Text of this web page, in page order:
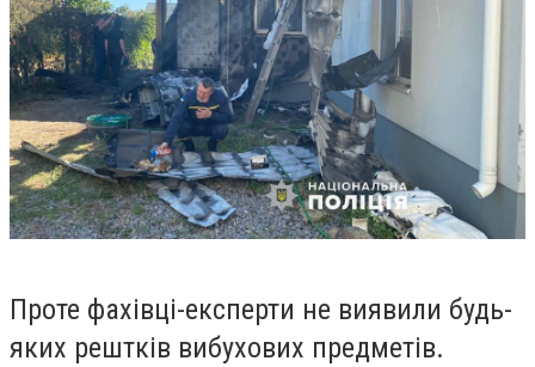
Проте фахівці-експерти не виявили будь-
яких рештків вибухових предметів.